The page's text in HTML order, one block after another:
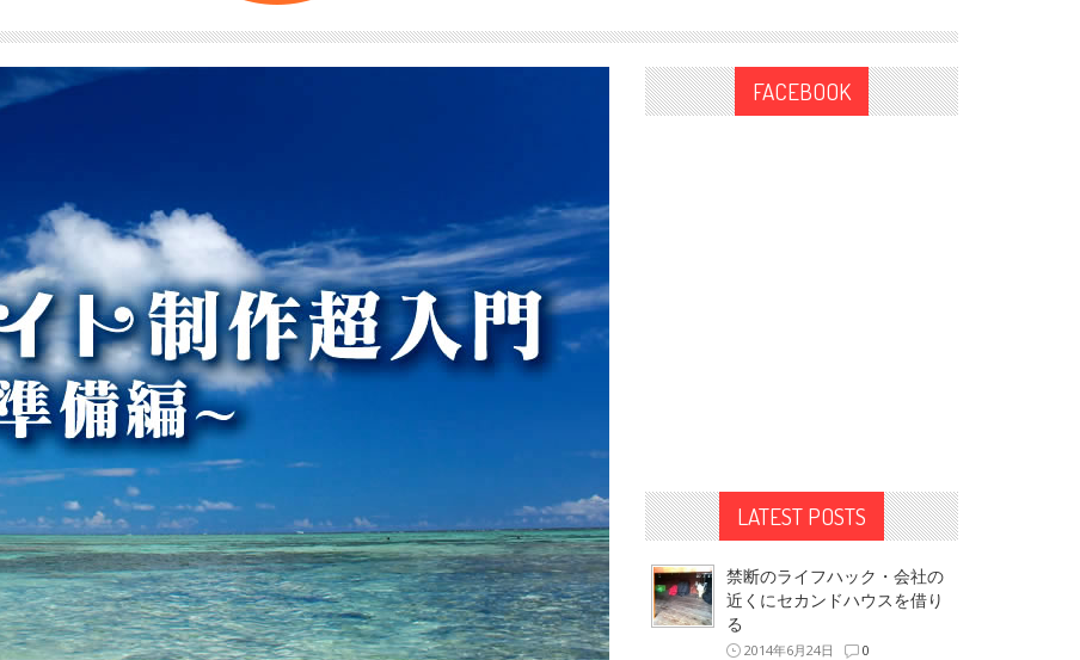
FACEBOOK
LATEST POSTS
禁断のライフハック・会社の
近くにセカンドハウスを借り
る
2014年6月24日 0